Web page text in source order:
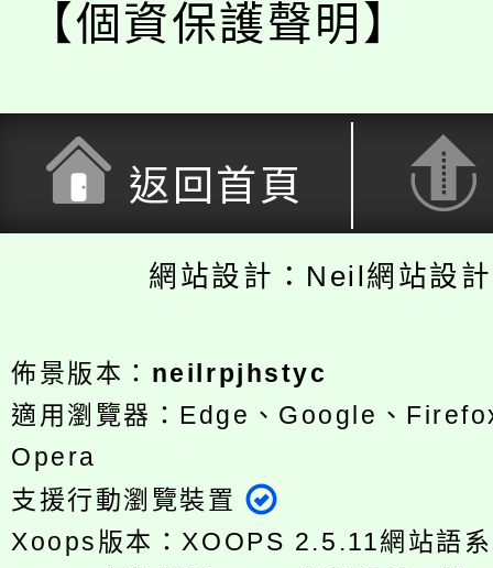
【個資保護聲明】
返回首頁
網站設計：Neil網站設
佈景版本： neilrpjhstyc
適用瀏覽器：Edge、Google、
Opera
支援行動瀏覽裝置
Xoops版本：XOOPS 2.5.11網站語